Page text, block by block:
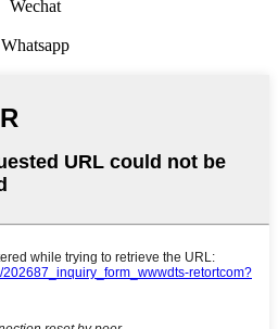
Wechat
Whatsapp